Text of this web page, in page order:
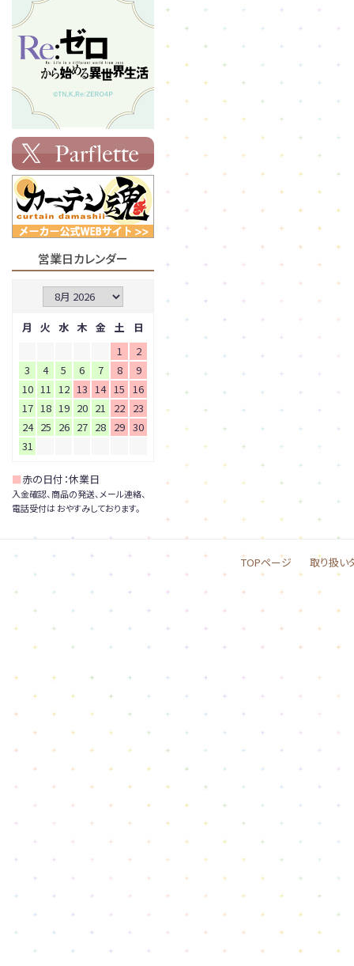
営業日カレンダー
月 火 水 木 金 土
日
1
2
3
4 5 6 7 8
9
10 11 12 13 14 15
16
17 18 19 20 21 22 23
24 25 26 27 28 29 30
31
■赤の日付：休業日
入金確認、商品の発送、メール連絡、
電話受付は おやすみしております。
TOPページ 取り扱い